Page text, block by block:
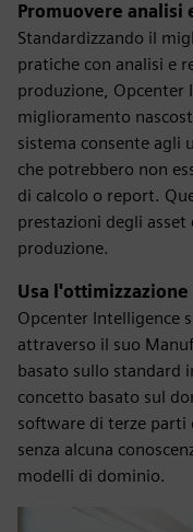
Promuovere analisi
Standardizzando il
pratiche con analisi e
produzione, Opcenter
miglioramento
sistema consente agli
che potrebbero non
di calcolo o report.
prestazioni degli
produzione.
Usa
Opcenter Intelligence
attraverso il suo
basato sullo standard
concetto basato sul
software di terze parti
senza alcuna
modelli di dominio.